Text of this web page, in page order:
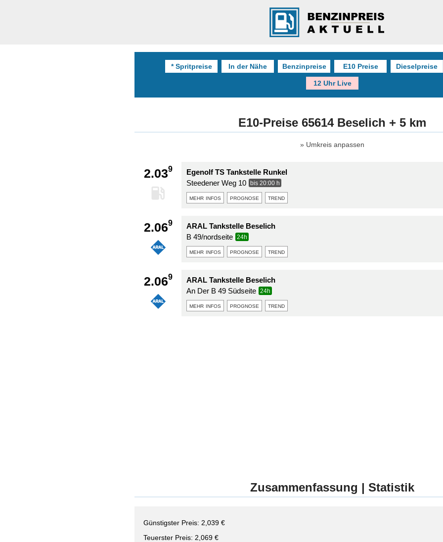
* Spritpreise In der Nähe Benzinpreise E10 Preise Dieselpreise
12 Uhr Live
E10-Preise 65614 Beselich + 5 km
Umkreis anpassen
2.039
Egenolf TS Tankstelle Runkel
Steedener Weg 10
bis 20:00 h
mehr infos prognose trend
2.069
ARAL Tankstelle Beselich
B 49/nordseite
24h
mehr infos prognose trend
2.069
ARAL Tankstelle Beselich
An Der B 49 Südseite
24h
mehr infos prognose trend
Zusammenfassung | Statistik
Günstigster Preis: 2,039 €
Teuerster Preis: 2,069 €